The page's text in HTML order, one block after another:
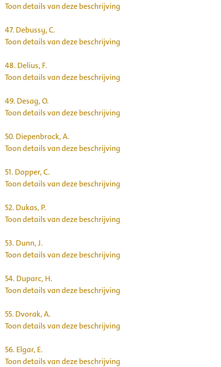
Toon details van deze beschrijving
47. Debussy, C.
Toon details van deze beschrijving
48. Delius, F.
Toon details van deze beschrijving
49. Desag, O.
Toon details van deze beschrijving
50. Diepenbrock, A.
Toon details van deze beschrijving
51. Dopper, C.
Toon details van deze beschrijving
52. Dukas, P.
Toon details van deze beschrijving
53. Dunn, J.
Toon details van deze beschrijving
54. Duparc, H.
Toon details van deze beschrijving
55. Dvorak, A.
Toon details van deze beschrijving
56. Elgar, E.
Toon details van deze beschrijving